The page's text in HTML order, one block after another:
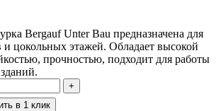
Bergauf Unter Bau предназначена для
и цокольных этажей. Обладает высокой
прочностью, подходит для работы
+
в 1 клик